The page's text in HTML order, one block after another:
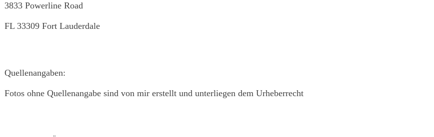
3833 Powerline Road
FL 33309 Fort Lauderdale
Quellenangaben:
Fotos ohne Quellenangabe sind von mir erstellt und unterliegen dem Urheberrecht